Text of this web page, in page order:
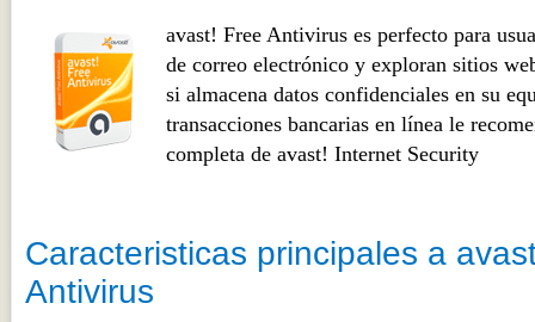
avast! Free Antivirus es perfecto para
de correo electrónico y exploran sitios
si almacena datos confidenciales en su
transacciones bancarias en línea le
completa de avast! Internet Security
Caracteristicas principales a
Antivirus